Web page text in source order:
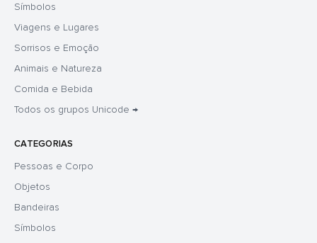
Símbolos
Viagens e Lugares
Sorrisos e Emoção
Animais e Natureza
Comida e Bebida
Todos os grupos Unicode →
CATEGORIAS
Pessoas e Corpo
Objetos
Bandeiras
Símbolos